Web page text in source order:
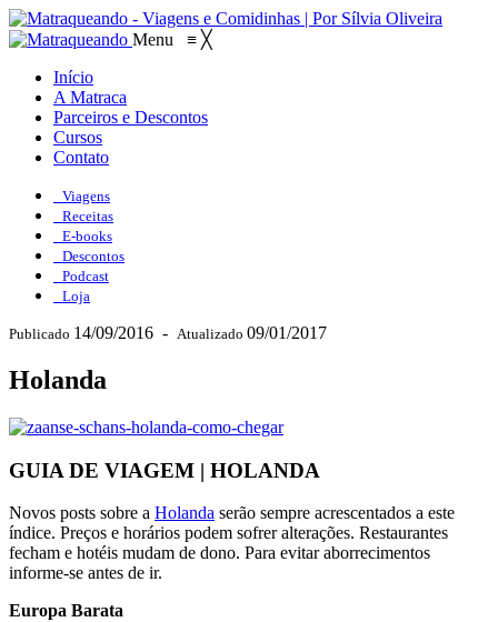
Menu ≡ ╳
Início
A Matraca
Parceiros e Descontos
Cursos
Contato
Viagens
Receitas
E-books
Descontos
Podcast
Loja
Publicado 14/09/2016 - Atualizado 09/01/2017
Holanda
GUIA DE VIAGEM | HOLANDA
Novos posts sobre a Holanda serão sempre acrescentados a este
índice. Preços e horários podem sofrer alterações. Restaurantes
fecham e hotéis mudam de dono. Para evitar aborrecimentos
informe-se antes de ir.
Europa Barata